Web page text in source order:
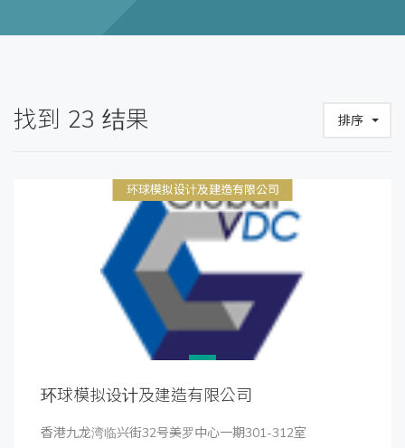
找到 23 结果 排序
环球模拟设计及建造有限公司
环球模拟设计及建造有限公司
香港九龙湾临兴街32号美罗中心一期301-312室